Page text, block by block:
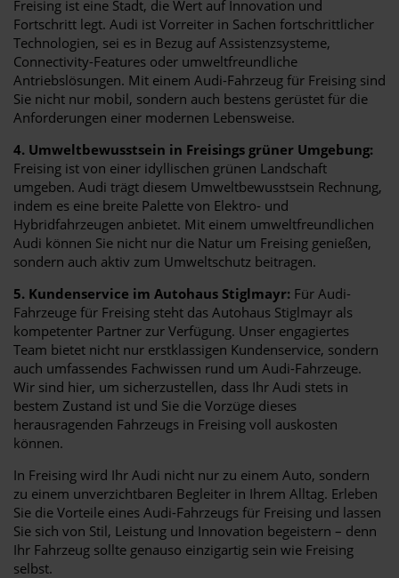
Freising ist eine Stadt, die Wert auf Innovation und
Fortschritt legt. Audi ist Vorreiter in Sachen fortschrittlicher
Technologien, sei es in Bezug auf Assistenzsysteme,
Connectivity-Features oder umweltfreundliche
Antriebslösungen. Mit einem Audi-Fahrzeug für Freising sind
Sie nicht nur mobil, sondern auch bestens gerüstet für die
Anforderungen einer modernen Lebensweise.
4. Umweltbewusstsein in Freisings grüner Umgebung:
Freising ist von einer idyllischen grünen Landschaft
umgeben. Audi trägt diesem Umweltbewusstsein Rechnung,
indem es eine breite Palette von Elektro- und
Hybridfahrzeugen anbietet. Mit einem umweltfreundlichen
Audi können Sie nicht nur die Natur um Freising genießen,
sondern auch aktiv zum Umweltschutz beitragen.
5. Kundenservice im Autohaus Stiglmayr: Für Audi-
Fahrzeuge für Freising steht das Autohaus Stiglmayr als
kompetenter Partner zur Verfügung. Unser engagiertes
Team bietet nicht nur erstklassigen Kundenservice, sondern
auch umfassendes Fachwissen rund um Audi-Fahrzeuge.
Wir sind hier, um sicherzustellen, dass Ihr Audi stets in
bestem Zustand ist und Sie die Vorzüge dieses
herausragenden Fahrzeugs in Freising voll auskosten
können.
In Freising wird Ihr Audi nicht nur zu einem Auto, sondern
zu einem unverzichtbaren Begleiter in Ihrem Alltag. Erleben
Sie die Vorteile eines Audi-Fahrzeugs für Freising und lassen
Sie sich von Stil, Leistung und Innovation begeistern – denn
Ihr Fahrzeug sollte genauso einzigartig sein wie Freising
selbst.